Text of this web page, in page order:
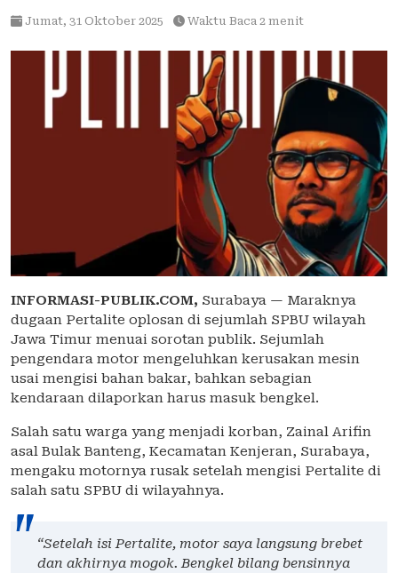
Jumat, 31 Oktober 2025 Waktu Baca 2 menit
INFORMASI-PUBLIK.COM, Surabaya — Maraknya
dugaan Pertalite oplosan di sejumlah SPBU wilayah
Jawa Timur menuai sorotan publik. Sejumlah
pengendara motor mengeluhkan kerusakan mesin
usai mengisi bahan bakar, bahkan sebagian
kendaraan dilaporkan harus masuk bengkel.
Salah satu warga yang menjadi korban, Zainal Arifin
asal Bulak Banteng, Kecamatan Kenjeran, Surabaya,
mengaku motornya rusak setelah mengisi Pertalite di
salah satu SPBU di wilayahnya.
“Setelah isi Pertalite, motor saya langsung brebet
dan akhirnya mogok. Bengkel bilang bensinnya